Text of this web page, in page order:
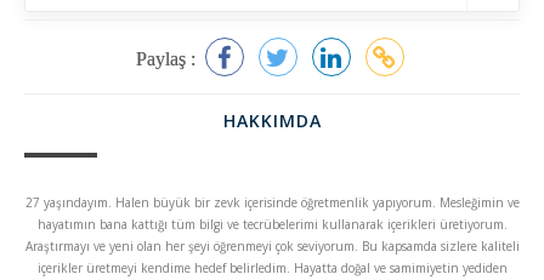
Paylaş :
HAKKIMDA
27 yaşındayım. Halen büyük bir zevk içerisinde öğretmenlik yapıyorum. Mesleğimin ve
hayatımın bana kattığı tüm bilgi ve tecrübelerimi kullanarak içerikleri üretiyorum.
Araştırmayı ve yeni olan her şeyi öğrenmeyi çok seviyorum. Bu kapsamda sizlere kaliteli
içerikler üretmeyi kendime hedef belirledim. Hayatta doğal ve samimiyetin yediden